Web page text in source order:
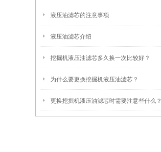
液压油滤芯的注意事项
液压油滤芯介绍
挖掘机液压油滤芯多久换一次比较好？
为什么要更换挖掘机液压油滤芯？
更换挖掘机液压油滤芯时需要注意些什么？